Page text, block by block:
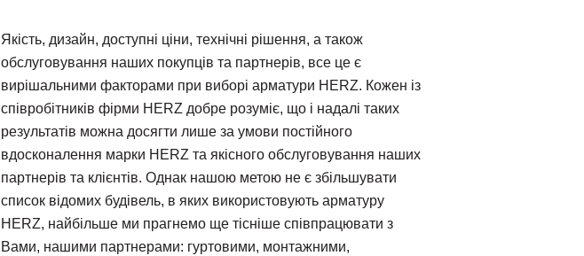
Якість, дизайн, доступні ціни, технічні рішення, а також
обслуговування наших покупців та партнерів, все це є
вирішальними факторами при виборі арматури HERZ. Кожен із
співробітників фірми HERZ добре розуміє, що і надалі таких
результатів можна досягти лише за умови постійного
вдосконалення марки HERZ та якісного обслуговування наших
партнерів та клієнтів. Однак нашою метою не є збільшувати
список відомих будівель, в яких використовують арматуру
HERZ, найбільше ми прагнемо ще тісніше співпрацювати з
Вами, нашими партнерами: гуртовими, монтажними,